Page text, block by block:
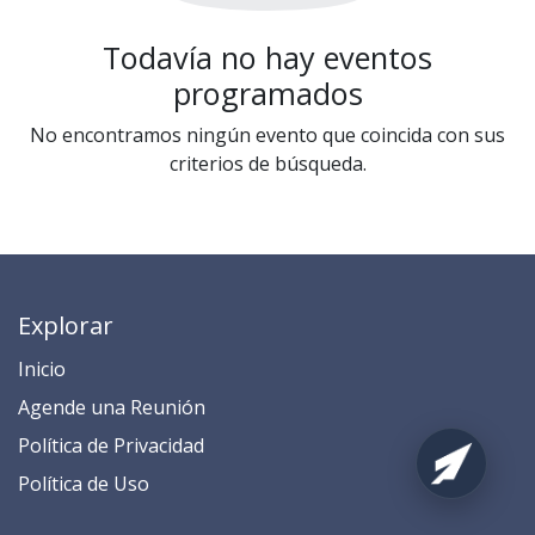
Todavía no hay eventos
programados
No encontramos ningún evento que coincida con sus
criterios de búsqueda.
Explorar
Inicio
​​​​​​​​​​​​​​​​​​​​​​​​​​​​A​gend​e ​u​na​ Reunión​
​​​​​​P​o​l​ítica de Privacidad
​​​​​​​​​​​P​o​l​í​t​ic​a​ d​e ​U​so​